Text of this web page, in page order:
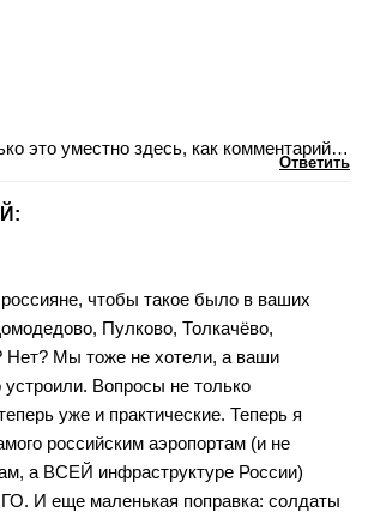
это уместно здесь, как комментарий…
Ответить
:
чтобы такое было в ваших
Пулково, Толкачёво,
Нет? Мы тоже не хотели, а ваши
Вопросы не только
уже и практические. Теперь я
российским аэропортам (и не
а ВСЕЙ инфраструктуре России)
И еще маленькая поправка: солдаты